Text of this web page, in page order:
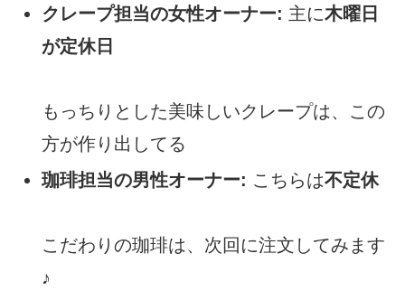
クレープ担当の女性オーナー: 主に木曜日
が定休日
もっちりとした美味しいクレープは、この
方が作り出してる
珈琲担当の男性オーナー: こちらは不定休
こだわりの珈琲は、次回に注文してみます
♪